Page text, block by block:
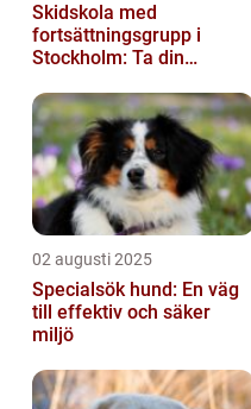
Skidskola med
fortsättningsgrupp i
Stockholm: Ta din
02 augusti 2025
Specialsök hund: En väg
till effektiv och säker
miljö